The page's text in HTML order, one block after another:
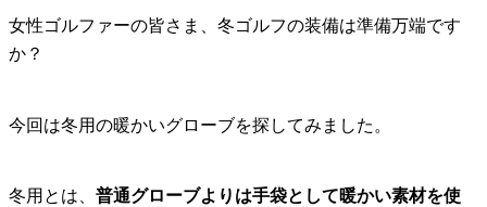
女性ゴルファーの皆さま、冬ゴルフの装備は準備万端です
か？
今回は冬用の暖かいグローブを探してみました。
冬用とは、 普通グローブよりは手袋として暖かい素材を使